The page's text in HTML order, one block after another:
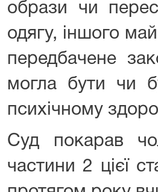
образи чи
одягу, іншого
передбачене
могла бути чи
психічному
Суд покарав
частини 2 цієї